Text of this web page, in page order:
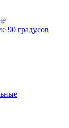
90 градусов